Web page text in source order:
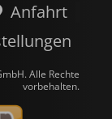
Anfahrt
Alle Rechte
vorbehalten.